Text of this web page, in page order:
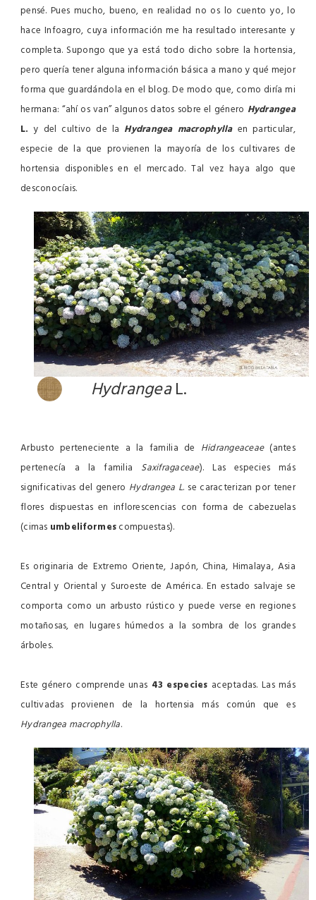
pensé. Pues mucho, bueno, en realidad no os lo cuento yo, lo
hace Infoagro, cuya información me ha resultado interesante y
completa. Supongo que ya está todo dicho sobre la hortensia,
pero quería tener alguna información básica a mano y qué mejor
forma que guardándola en el blog. De modo que, como diría mi
hermana: “ahí os van” algunos datos sobre el género Hydrangea
L. y del cultivo de la Hydrangea macrophylla en particular,
especie de la que provienen la mayoría de los cultivares de
hortensia disponibles en el mercado. Tal vez haya algo que
desconocíais.
HydrangeaL.
Arbusto perteneciente a la familia de Hidrangeaceae(antes
pertenecía a la familia Saxifragaceae). Las especies más
significativas del genero Hydrangea L. se caracterizan por tener
flores dispuestas en inflorescencias con forma de cabezuelas
(cimas umbeliformescompuestas).
Es originaria de Extremo Oriente, Japón, China, Himalaya, Asia
Central y Oriental y Suroeste de América. En estado salvaje se
comporta como un arbusto rústico y puede verse en regiones
motañosas, en lugares húmedos a la sombra de los grandes
árboles.
Este género comprende unas 43 especies aceptadas. Las más
cultivadas provienen de la hortensia más común que es
Hydrangea macrophylla.